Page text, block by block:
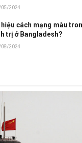
05/2024
hiệu cách mạng màu
trị ở Bangladesh?
08/2024